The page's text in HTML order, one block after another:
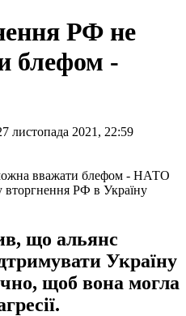
РФ не
блефом -
листопада 2021, 22:59
вторгнення РФ в Україну
що альянс
Україну
щоб вона могла